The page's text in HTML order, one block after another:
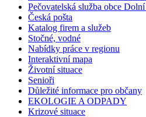
Pečovatelská služba obce
Česká pošta
Katalog firem a služeb
Stočné, vodné
Nabídky práce v regionu
Interaktivní mapa
Životní situace
Senioři
Důležité informace pro občany
EKOLOGIE A ODPADY
Krizové situace